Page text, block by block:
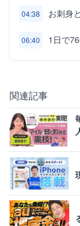
04:38 お刺身
06:40 1日で
関連記事